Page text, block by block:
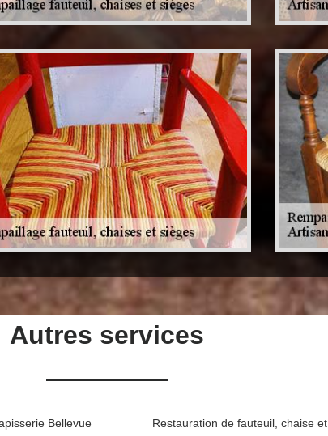
Autres services
Bellevue
Restauration de fauteuil, chaise et